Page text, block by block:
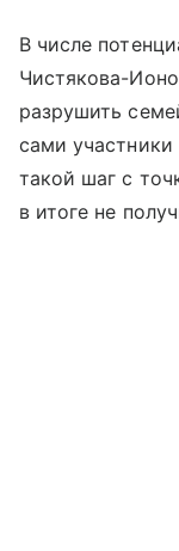
В числе
Чистякова-
разрушить
сами
такой шаг с
в итоге не